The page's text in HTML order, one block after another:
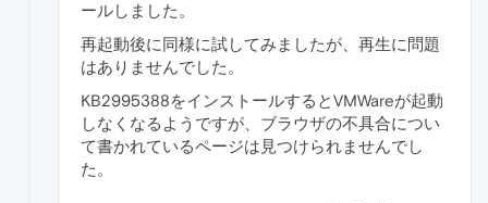
ールしました。
再起動後に同様に試してみましたが、再生に問題
はありませんでした。
KB2995388をインストールするとVMWareが起動
しなくなるようですが、ブラウザの不具合につい
て書かれているページは見つけられませんでし
た。